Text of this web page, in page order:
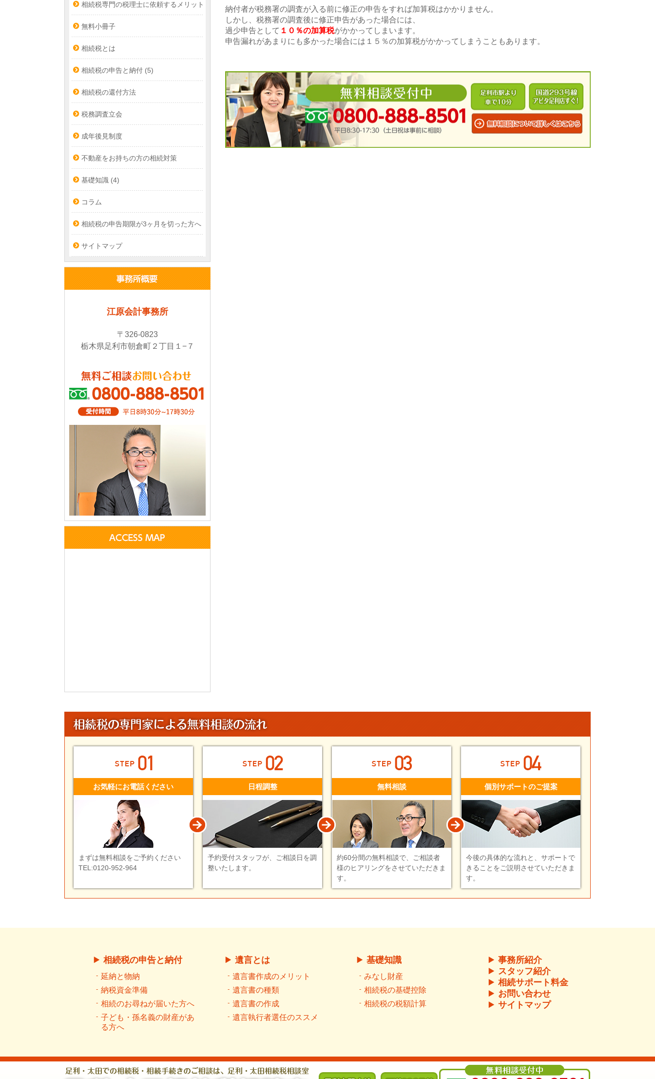
納付者が税務署の調査が入る前に修正の申告をすれば加算税はかかりません。
しかし、税務署の調査後に修正申告があった場合には、
過少申告として １０％の加算税がかかってしまいます。
申告漏れがあまりにも多かった場合には１５％の加算税がかかってしまうこともあります。
相続税専門の税理士に依頼するメリット
無料小冊子
相続税とは
相続税の申告と納付 (5)
相続税の還付方法
税務調査立会
成年後見制度
不動産をお持ちの方の相続対策
基礎知識 (4)
コラム
相続税の申告期限が3ヶ月を切った方へ
サイトマップ
江原会計事務所
〒326-0823
栃木県足利市朝倉町２丁目１−７
お気軽にお電話ください
まずは無料相談をご予約ください
TEL:0120-952-964
日程調整
予約受付スタッフが、ご相談日を調
整いたします。
無料相談
約60分間の無料相談で、ご相談者
様のヒアリングをさせていただきま
す。
個別サポートのご提案
今後の具体的な流れと、サポートで
きることをご説明させていただきま
す。
相続税の申告と納付
延納と物納
納税資金準備
相続のお尋ねが届いた方へ
子ども・孫名義の財産があ
る方へ
遺言とは
遺言書作成のメリット
遺言書の種類
遺言書の作成
遺言執行者選任のススメ
基礎知識
みなし財産
相続税の基礎控除
相続税の税額計算
事務所紹介
スタッフ紹介
相続サポート料金
お問い合わせ
サイトマップ